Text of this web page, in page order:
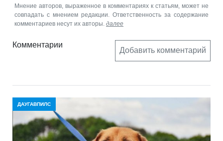
Мнение авторов, выраженное в комментариях к статьям, может не
совпадать с мнением редакции. Ответственность за содержание
комментариев несут их авторы. далее
Комментарии
Добавить комментарий
ДАУГАВПИЛС